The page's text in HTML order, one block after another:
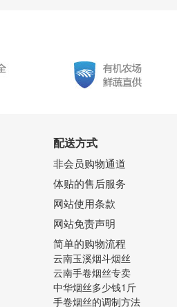
配送方式
非会员购物通道
体贴的售后服务
网站使用条款
网站免责声明
简单的购物流程
云南玉溪烟斗烟丝
云南手卷烟丝专卖
中华烟丝多少钱1斤
手卷烟丝的调制方法